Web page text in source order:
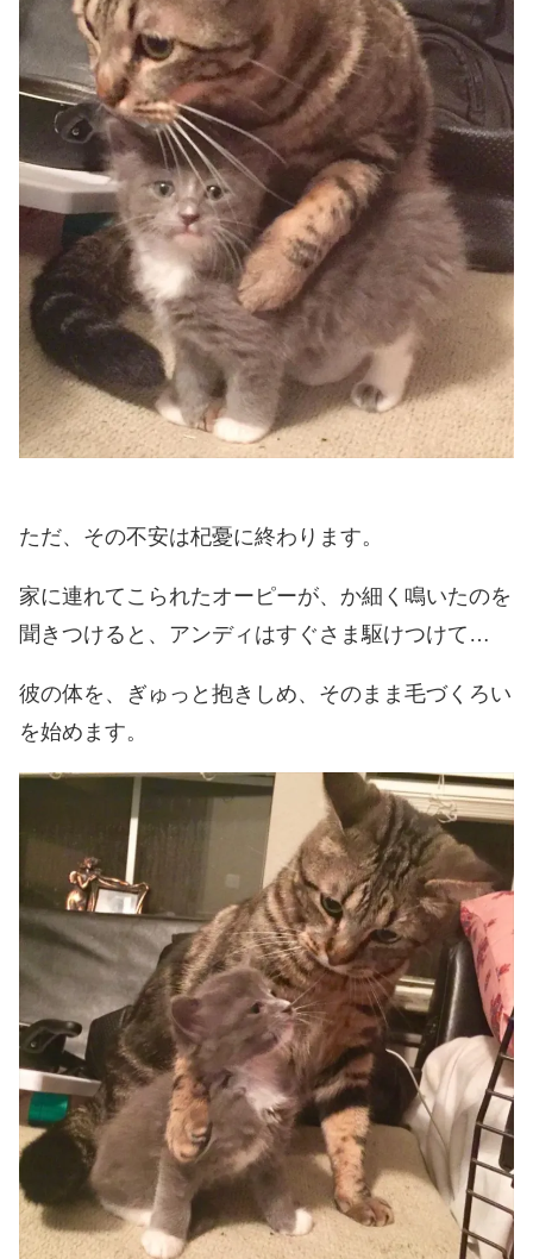
ただ、その不安は杞憂に終わります。
家に連れてこられたオーピーが、か細く鳴いたのを
聞きつけると、アンディはすぐさま駆けつけて…
彼の体を、ぎゅっと抱きしめ、そのまま毛づくろい
を始めます。